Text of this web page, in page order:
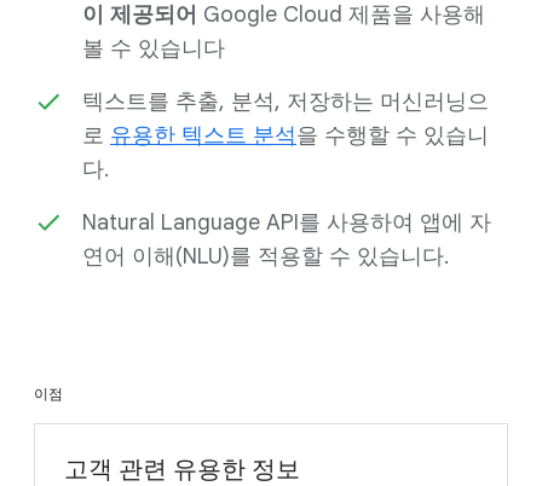
이 제공되어 Google Cloud 제품을 사용해
볼 수 있습니다
텍스트를 추출, 분석, 저장하는 머신러닝으
로 유용한 텍스트 분석을 수행할 수 있습니
다.
Natural Language API를 사용하여 앱에 자
연어 이해(NLU)를 적용할 수 있습니다.
이점
고객 관련 유용한 정보